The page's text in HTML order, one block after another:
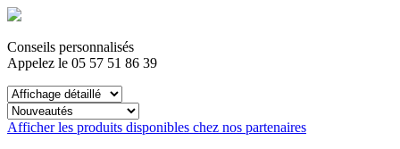
Conseils personnalisés
Appelez le 05 57 51 86 39
Afficher les produits disponibles chez nos partenaires